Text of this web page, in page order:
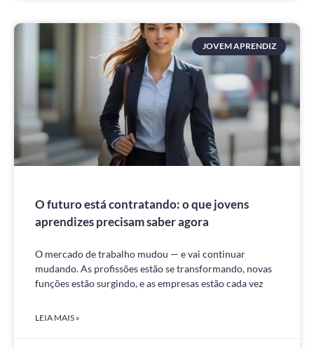
JOVEM APRENDIZ
O futuro está contratando: o que jovens
aprendizes precisam saber agora
O mercado de trabalho mudou — e vai continuar
mudando. As profissões estão se transformando, novas
funções estão surgindo, e as empresas estão cada vez
LEIA MAIS »